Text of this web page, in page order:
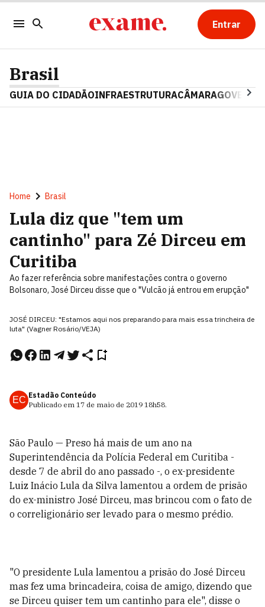
Entrar
Brasil
GUIA DO CIDADÃOINFRAESTRUTURACÂMARAGOVERNO
Home Brasil
Lula diz que "tem um
cantinho" para Zé Dirceu em
Curitiba
Ao fazer referência sobre manifestações contra o governo
Bolsonaro, José Dirceu disse que o "Vulcão já entrou em erupção"
JOSÉ DIRCEU: "Estamos aqui nos preparando para mais essa trincheira de
luta" (Vagner Rosário/VEJA)
EC Estadão Conteúdo
Publicado em 17 de maio de 2019 18h58.
São Paulo — Preso há mais de um ano na
Superintendência da Polícia Federal em Curitiba -
desde 7 de abril do ano passado -, o ex-presidente
Luiz Inácio Lula da Silva lamentou a ordem de prisão
do ex-ministro José Dirceu, mas brincou com o fato de
o correligionário ser levado para o mesmo prédio.
"O presidente Lula lamentou a prisão do José Dirceu
mas fez uma brincadeira, coisa de amigo, dizendo que
se Dirceu quiser tem um cantinho para ele", disse o